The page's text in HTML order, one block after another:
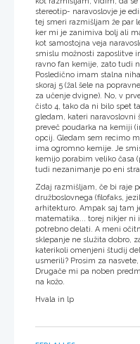
stereotip- naravoslovje je
tej smeri razmišljam že par
ker mi je zanimiva bolj ali
kot samostojna veja
smislu možnosti zaposlitve
ravno fan kemije, zato tudi
Posledično imam stalna
skoraj 5 (žal šele na
za učenje dvigne). No, v
čisto 4, tako da ni bilo spet
gledam, kateri naravoslovni
preveč poudarka na kemiji
opcij. Gledam sem recimo
ima ogromno kemije. Je
kemijo porabim veliko časa
tudi nezanimanje po eni
Zdaj razmišljam, če bi raje
družboslovnega (filofaks,
arhitekturo. Ampak saj tam
matematika... torej nikjer ni
potrebno delati. A meni
sklepanje ne služita dobro,
katerikoli omenjeni študij
usmerili? Prosim za
Drugače mi pa noben
na kožo.
Hvala in lp